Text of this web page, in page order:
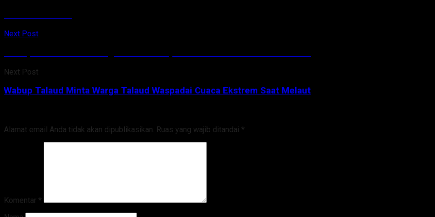
Next Post
Next Post
Wabup Talaud Minta Warga Talaud Waspadai Cuaca Ekstrem Saat Melaut
Alamat email Anda tidak akan dipublikasikan. Ruas yang wajib ditandai *
Komentar *